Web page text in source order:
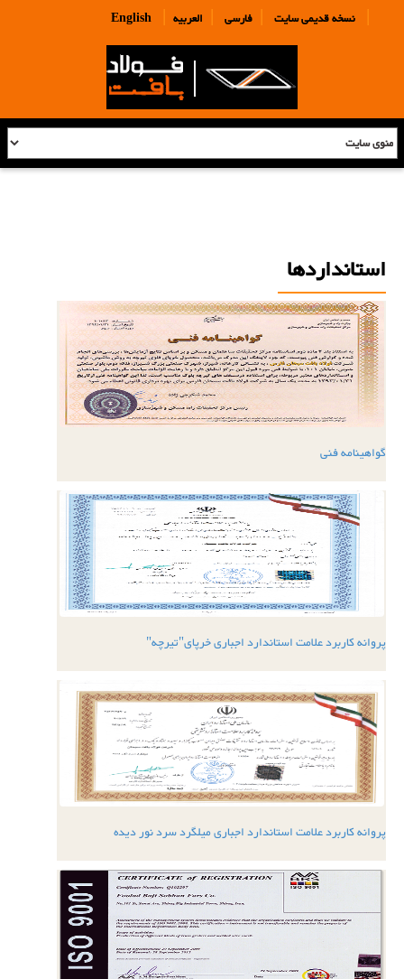
English | نسخه قدیمی سایت| فارسی| العربیه |
استانداردها
گواهینامه فنی
پروانه کاربرد علامت استاندارد اجباری خرپای"تیرچه"
پروانه کاربرد علامت استاندارد اجباری میلگرد سرد نور دیده